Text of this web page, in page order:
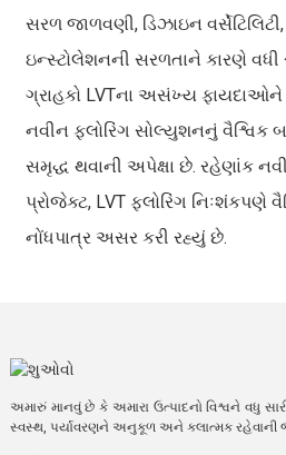
સરળ જાળવણી, ડિઝાઇન
ઇન્સ્ટોલેશનની સરળતાને કારણે
ગ્રાહકો LVTના અસંખ્ય
નવીન ફ્લોરિંગ સોલ્યુશનનું વૈશ્વિક
સમૃદ્ધ થવાની અપેક્ષા છે. રહેણાંક
પ્રોજેક્ટ, LVT ફ્લોરિંગ નિઃશંકપણે
નોંધપાત્ર અસર કરી રહ્યું છે.
અમારું માનવું છે કે અમારા ઉત્પાદનો વિશ્વને વધુ
સ્વસ્થ, પર્યાવરણને અનુકૂળ અને કલાત્મક રહેવાની